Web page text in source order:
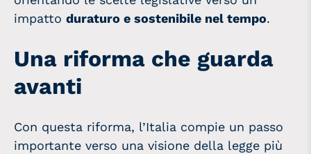
impatto duraturo e sostenibile nel tempo.
Una riforma che guarda
avanti
Con questa riforma, l’Italia compie un passo
importante verso una visione della legge più